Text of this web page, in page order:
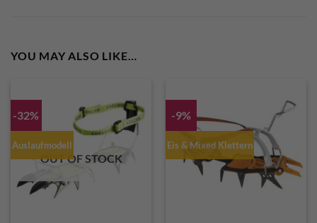
YOU MAY ALSO LIKE…
-32%
Auslaufmodell
OUT OF STOCK
-9%
Eis & Mixed Klettern